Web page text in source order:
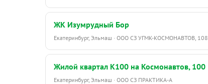
ЖК Изумрудный Бор
Екатеринбург, Эльмаш · ООО СЗ УГМК-КОСМОНАВТОВ, 108
Жилой квартал К100 на Космонавтов, 100
Екатеринбург, Эльмаш · ООО СЗ ПРАКТИКА-А